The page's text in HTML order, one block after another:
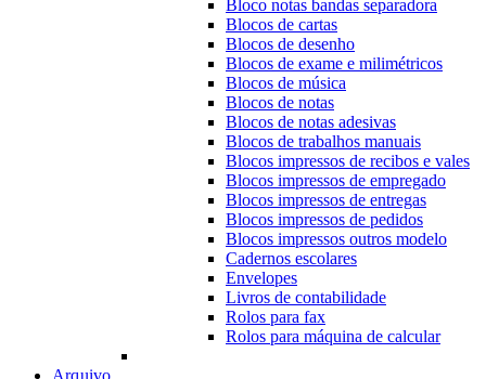
Bloco notas bandas separadora
Blocos de cartas
Blocos de desenho
Blocos de exame e milimétricos
Blocos de música
Blocos de notas
Blocos de notas adesivas
Blocos de trabalhos manuais
Blocos impressos de recibos e vales
Blocos impressos de empregado
Blocos impressos de entregas
Blocos impressos de pedidos
Blocos impressos outros modelo
Cadernos escolares
Envelopes
Livros de contabilidade
Rolos para fax
Rolos para máquina de calcular
Arquivo